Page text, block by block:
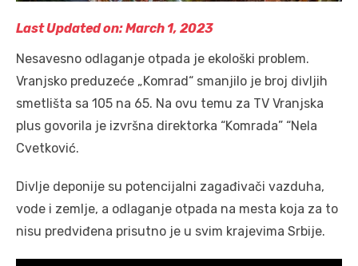
Last Updated on: March 1, 2023
Nesavesno odlaganje otpada je ekološki problem.
Vranjsko preduzeće „Komrad“ smanjilo je broj divljih
smetlišta sa 105 na 65. Na ovu temu za TV Vranjska
plus govorila je izvršna direktorka “Komrada” “Nela
Cvetković.
Divlje deponije su potencijalni zagađivači vazduha,
vode i zemlje, a odlaganje otpada na mesta koja za to
nisu predviđena prisutno je u svim krajevima Srbije.